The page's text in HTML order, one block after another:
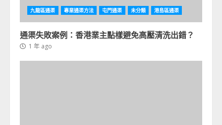
九龍區通渠 專業通渠方法 屯門通渠 未分類 港島區通渠
通渠失敗案例：香港業主點樣避免高壓清洗出錯？
1 年 ago